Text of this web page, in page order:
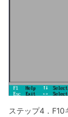
ステップ4．F10